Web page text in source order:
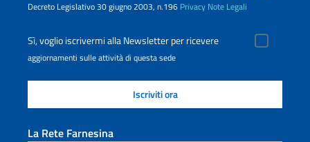
Decreto Legislativo 30 giugno 2003, n.196 Privacy Note Legali
Sì, voglio iscrivermi alla Newsletter per ricevere
aggiornamenti sulle attività di questa sede
La Rete Farnesina